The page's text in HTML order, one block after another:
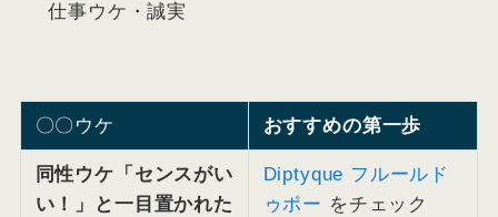
仕事ウケ・誠実
〇〇ウケ おすすめの第一歩
同性ウケ「センスがい
い！」と一目置かれた
Diptyque フルールド
ゥポー をチェック